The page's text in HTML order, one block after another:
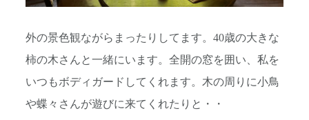
外の景色観ながらまったりしてます。40歳の大きな
柿の木さんと一緒にいます。全開の窓を囲い、私を
いつもボディガードしてくれます。木の周りに小鳥
や蝶々さんが遊びに来てくれたりと・・